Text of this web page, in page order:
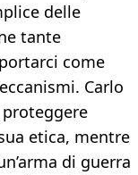
delle
tante
come
Carlo
etica, mentre
di guerra